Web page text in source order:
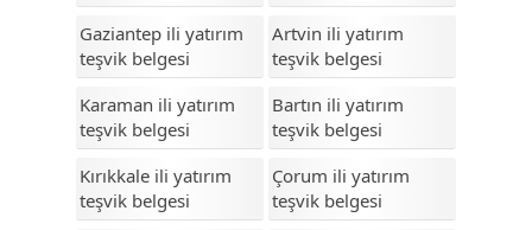
Kilis
Kırıkkale
Kırklareli
Kırşehir
Gaziantep ili yatırım
teşvik belgesi
Karaman ili yatırım
teşvik belgesi
Kırıkkale ili yatırım
teşvik belgesi
Artvin ili yatırım
teşvik belgesi
Bartın ili yatırım
teşvik belgesi
Çorum ili yatırım
teşvik belgesi